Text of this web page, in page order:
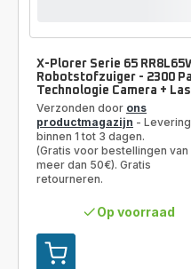
Toevoegen
X-Plorer Serie 65
Robotstofzuiger - 2300
Technologie Camera +
Verzonden door ons
productmagazijn - Levering
binnen 1 tot 3 dagen.
(Gratis voor bestellingen van
meer dan 50€). Gratis
retourneren.
Op voorraad